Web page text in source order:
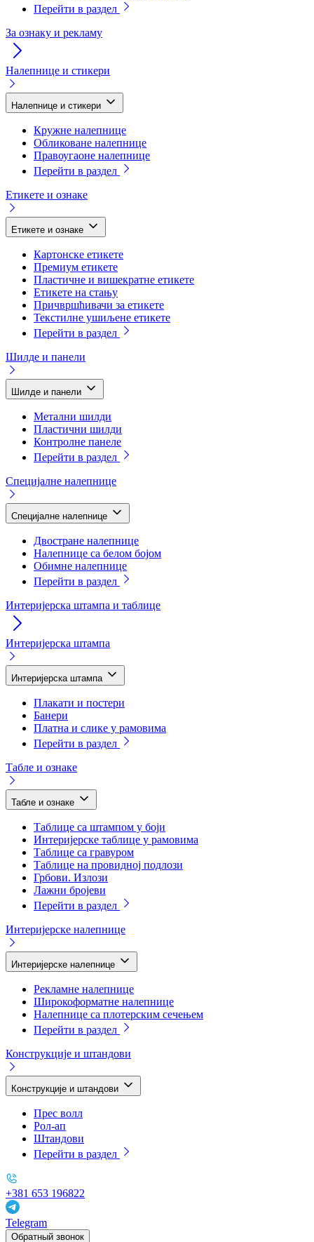
Перейти в раздел
За ознаку и рекламу
Налепнице и стикери
Налепнице и стикери
Кружне налепнице
Обликоване налепнице
Правоугаоне налепнице
Перейти в раздел
Етикете и ознаке
Етикете и ознаке
Картонске етикете
Премиум етикете
Пластичне и вишекратне етикете
Етикете на стању
Причвршћивачи за етикете
Текстилне ушиљене етикете
Перейти в раздел
Шилде и панели
Шилде и панели
Метални шилди
Пластични шилди
Контролне панеле
Перейти в раздел
Специјалне налепнице
Специјалне налепнице
Двостране налепнице
Налепнице са белом бојом
Обимне налепнице
Перейти в раздел
Интеријерска штампа и таблице
Интеријерска штампа
Интеријерска штампа
Плакати и постери
Банери
Платна и слике у рамовима
Перейти в раздел
Табле и ознаке
Табле и ознаке
Таблице са штампом у боји
Интеријерске таблице у рамовима
Таблице са гравуром
Таблице на провидној подлози
Грбови. Излози
Лажни бројеви
Перейти в раздел
Интеријерске налепнице
Интеријерске налепнице
Рекламне налепнице
Широкоформатне налепнице
Налепнице са плотерским сечењем
Перейти в раздел
Конструкције и штандови
Конструкције и штандови
Прес волл
Рол-ап
Штандови
Перейти в раздел
+381 653 196822
Telegram
Обратный звонок